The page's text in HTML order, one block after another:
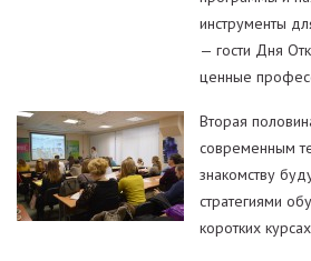
инструменты
— гости Дня
ценные
Вторая
современным
знакомству
стратегиями
коротких